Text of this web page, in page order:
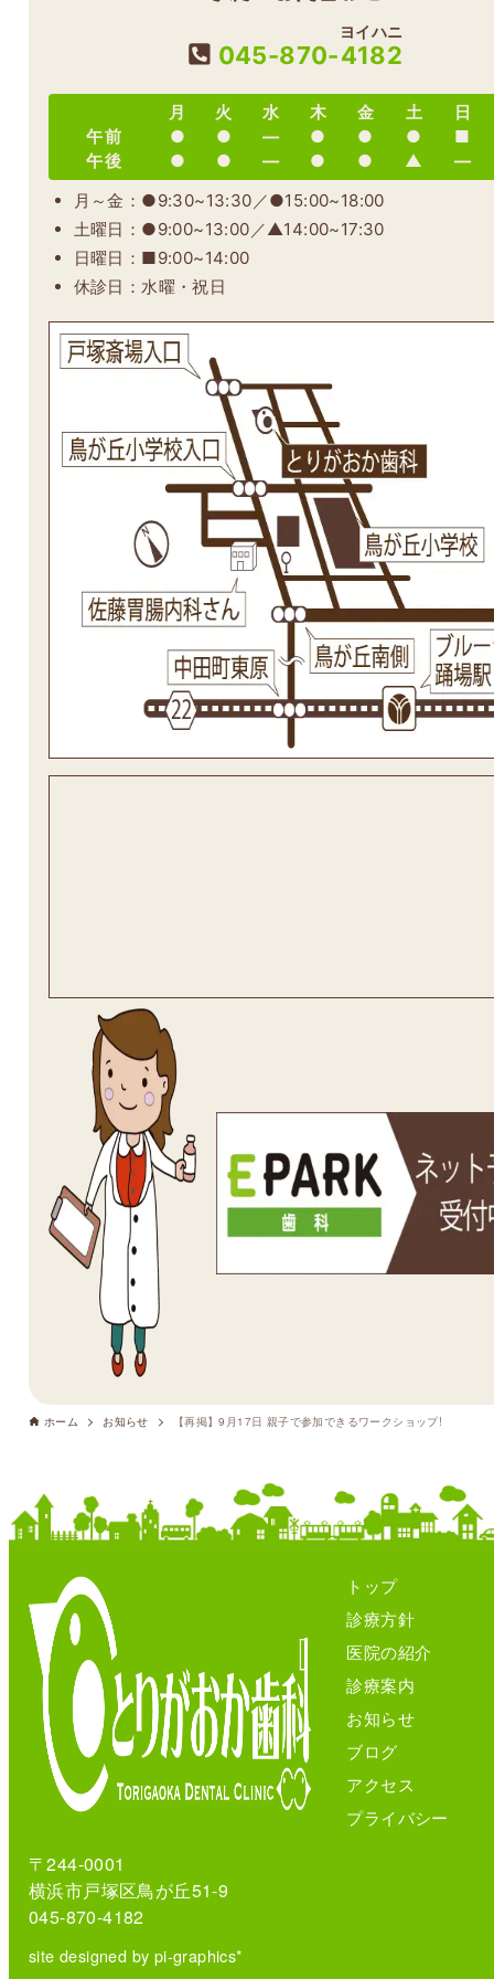
045-870-4182
ヨイハニ
月 火 水 木 金 土
日
午前
● ● ― ● ● ●
■
午後
● ● ― ● ● ▲
―
月～金：●9:30~13:30／●15:00~18:00
土曜日：●9:00~13:00／▲14:00~17:30
日曜日：■9:00~14:00
休診日：水曜・祝日
ホーム お知らせ 【再掲】9月17日 親子で参加できるワークショップ!
〒244-0001
横浜市戸塚区鳥が丘51-9
045-870-4182
site designed by pi-graphics*
トップ
診療方針
医院の紹介
診療案内
お知らせ
ブログ
アクセス
プライバシー